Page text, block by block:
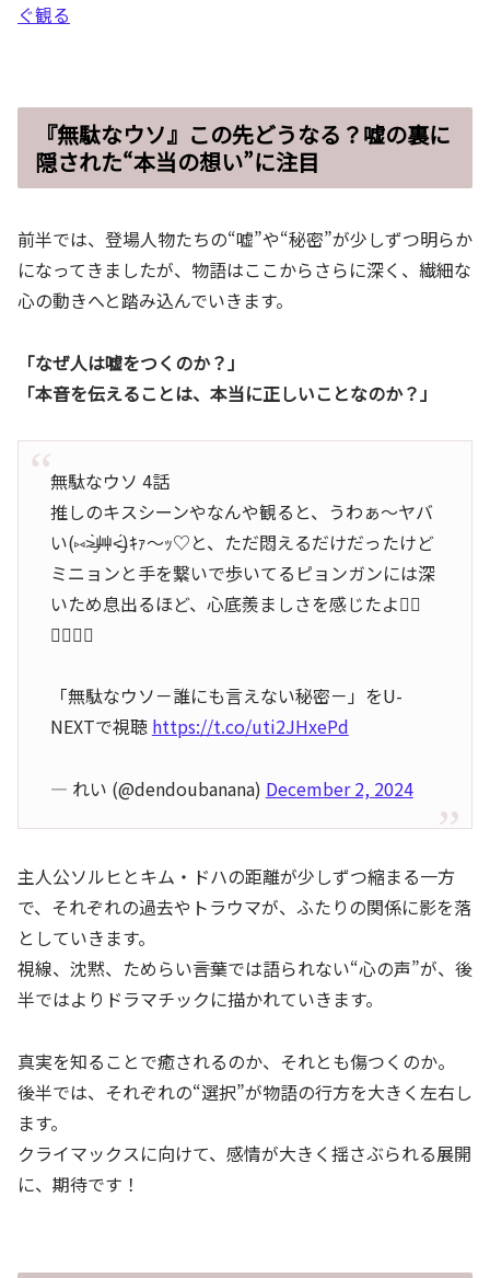
ぐ観る
『無駄なウソ』この先どうなる？嘘の裏に
隠された“本当の想い”に注目
前半では、登場人物たちの“嘘”や“秘密”が少しずつ明らか
になってきましたが、物語はここからさらに深く、繊細な
心の動きへと踏み込んでいきます。
「なぜ人は嘘をつくのか？」
「本音を伝えることは、本当に正しいことなのか？」
無駄なウソ 4話
推しのキスシーンやなんや観ると、うわぁ〜ヤバ
い(⑅˃̶͈̀艸˂̶͈́)ｷｧ～ｯ♡と、ただ悶えるだけだったけど
ミニョンと手を繋いで歩いてるピョンガンには深
いため息出るほど、心底羨ましさを感じたよ😮‍💨
😮‍💨😮‍💨
「無駄なウソ－誰にも言えない秘密－」をU-
NEXTで視聴 https://t.co/uti2JHxePd
— れい (@dendoubanana) December 2, 2024
主人公ソルヒとキム・ドハの距離が少しずつ縮まる一方
で、それぞれの過去やトラウマが、ふたりの関係に影を落
としていきます。
視線、沈黙、ためらい――言葉では語られない“心の声”が、後
半ではよりドラマチックに描かれていきます。
真実を知ることで癒されるのか、それとも傷つくのか。
後半では、それぞれの“選択”が物語の行方を大きく左右し
ます。
クライマックスに向けて、感情が大きく揺さぶられる展開
に、期待です！